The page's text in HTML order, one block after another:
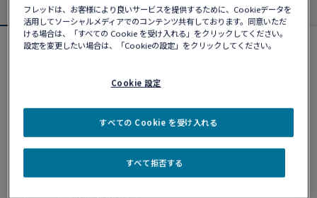
フォース10ブレスレット
カスタマイズ
ショッピングバッグに追加
フレッドは、お客様により良いサービスを提供するために、Cookieデータを
活用してソーシャルメディアでのコンテンツ共有しております。同意いただ
ける場合は、「すべての Cookie を受け入れる」をクリックしてください。
設定を変更したい場合は、「Cookieの設定」をクリックしてください。
Cookie 設定
すべて拒否する
すべての Cookie を受け入れる